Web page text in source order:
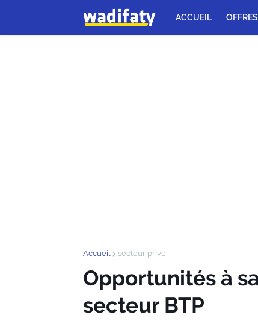
ACCUEIL
Accueil secteur privé
Opportunités à
secteur BTP